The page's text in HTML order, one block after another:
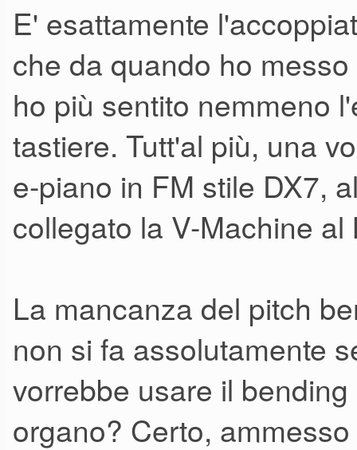
E' esattamente
che da quando ho
ho più sentito nemmeno
tastiere. Tutt'al più, una
e-piano in FM stile DX7,
collegato la V-Machine
La mancanza del pitch
non si fa assolutamente
vorrebbe usare il
organo? Certo,